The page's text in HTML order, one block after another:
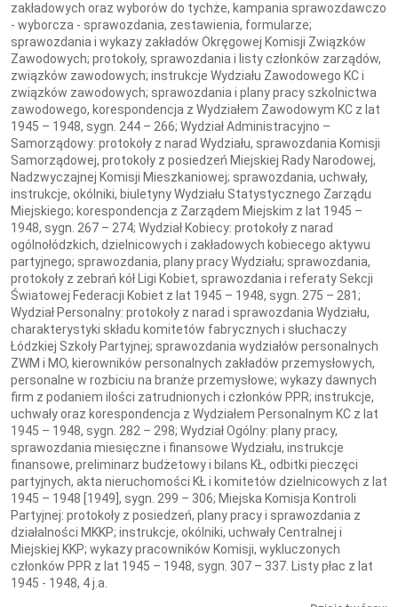
zakładowych oraz wyborów do tychże, kampania sprawozdawczo
- wyborcza - sprawozdania, zestawienia, formularze;
sprawozdania i wykazy zakładów Okręgowej Komisji Związków
Zawodowych; protokoły, sprawozdania i listy członków zarządów,
związków zawodowych; instrukcje Wydziału Zawodowego KC i
związków zawodowych; sprawozdania i plany pracy szkolnictwa
zawodowego, korespondencja z Wydziałem Zawodowym KC z lat
1945 – 1948, sygn. 244 – 266; Wydział Administracyjno –
Samorządowy: protokoły z narad Wydziału, sprawozdania Komisji
Samorządowej, protokoły z posiedzeń Miejskiej Rady Narodowej,
Nadzwyczajnej Komisji Mieszkaniowej; sprawozdania, uchwały,
instrukcje, okólniki, biuletyny Wydziału Statystycznego Zarządu
Miejskiego; korespondencja z Zarządem Miejskim z lat 1945 –
1948, sygn. 267 – 274; Wydział Kobiecy: protokoły z narad
ogólnołódzkich, dzielnicowych i zakładowych kobiecego aktywu
partyjnego; sprawozdania, plany pracy Wydziału; sprawozdania,
protokoły z zebrań kół Ligi Kobiet, sprawozdania i referaty Sekcji
Światowej Federacji Kobiet z lat 1945 – 1948, sygn. 275 – 281;
Wydział Personalny: protokoły z narad i sprawozdania Wydziału,
charakterystyki składu komitetów fabrycznych i słuchaczy
Łódzkiej Szkoły Partyjnej; sprawozdania wydziałów personalnych
ZWM i MO, kierowników personalnych zakładów przemysłowych,
personalne w rozbiciu na branże przemysłowe; wykazy dawnych
firm z podaniem ilości zatrudnionych i członków PPR; instrukcje,
uchwały oraz korespondencja z Wydziałem Personalnym KC z lat
1945 – 1948, sygn. 282 – 298; Wydział Ogólny: plany pracy,
sprawozdania miesięczne i finansowe Wydziału, instrukcje
finansowe, preliminarz budżetowy i bilans KŁ, odbitki pieczęci
partyjnych, akta nieruchomości KŁ i komitetów dzielnicowych z lat
1945 – 1948 [1949], sygn. 299 – 306; Miejska Komisja Kontroli
Partyjnej: protokoły z posiedzeń, plany pracy i sprawozdania z
działalności MKKP; instrukcje, okólniki, uchwały Centralnej i
Miejskiej KKP; wykazy pracowników Komisji, wykluczonych
członków PPR z lat 1945 – 1948, sygn. 307 – 337. Listy płac z lat
1945 - 1948, 4 j.a.